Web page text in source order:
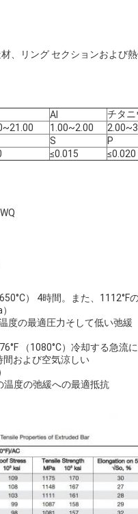
、リング セクションおよび
Al チタニ
1.00~2.00
S P
≤0.015 ≤0.020
） 4時間。また、1112°F
度の最適圧力そして低い弛緩
（1080°C）冷却する急流
間および空気涼しい
温度の弛緩への最適抵抗